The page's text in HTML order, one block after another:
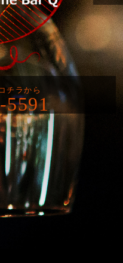
チラから
5591